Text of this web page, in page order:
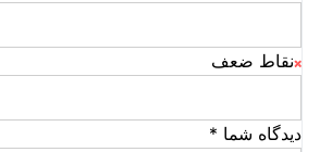
نقاط ضعف
دیدگاه شما *